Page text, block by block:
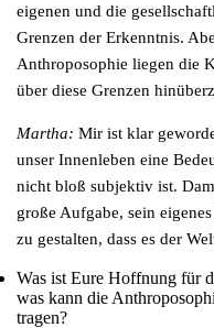
eigenen und die
Grenzen der Erkenntnis.
Anthroposophie liegen die
über diese Grenzen
Martha: Mir ist klar
unser Innenleben eine
nicht bloß subjektiv ist.
große Aufgabe, sein
zu gestalten, dass es der
Was ist Eure Hoffnung für
was kann die
tragen?